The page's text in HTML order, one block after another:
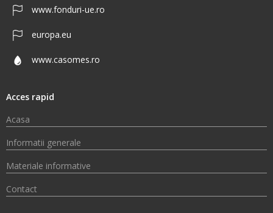
www.fonduri-ue.ro
europa.eu
www.casomes.ro
Acces rapid
Acasa
Informatii generale
Materiale informative
Contact